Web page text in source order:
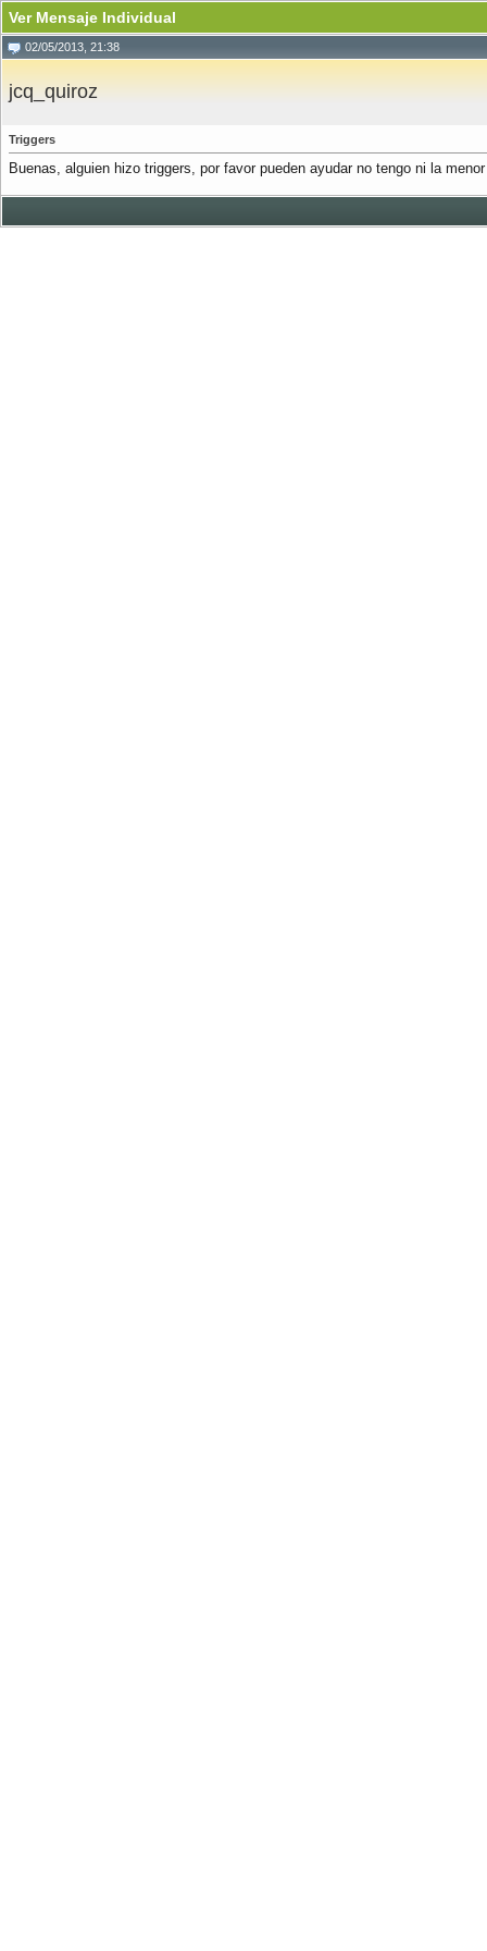
Ver Mensaje Individual
02/05/2013, 21:38
jcq_quiroz
Triggers
Buenas, alguien hizo triggers, por favor pueden ayudar no tengo ni la